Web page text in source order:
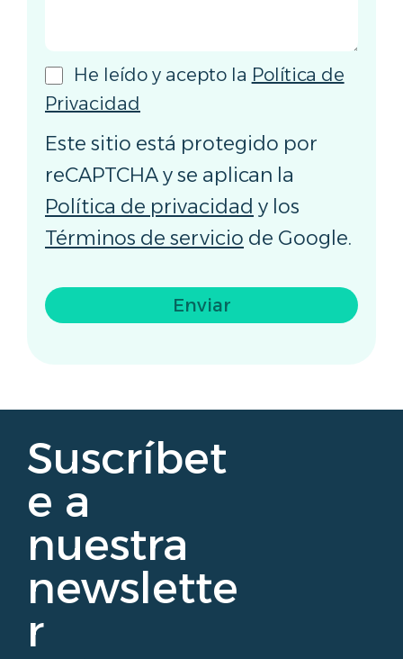
He leído y acepto la Política de
Privacidad
Este sitio está protegido por
reCAPTCHA y se aplican la
Política de privacidad y los
Términos de servicio de Google.
Enviar
Suscríbet
e a
nuestra
newslette
r